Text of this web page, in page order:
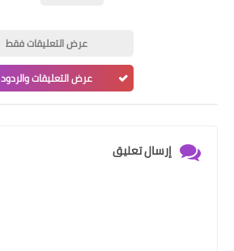
عرض التعليقات فقط
عرض التعليقات والردود
إرسال تعليق